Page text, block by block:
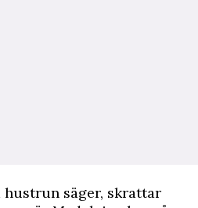
hustrun säger, skrattar